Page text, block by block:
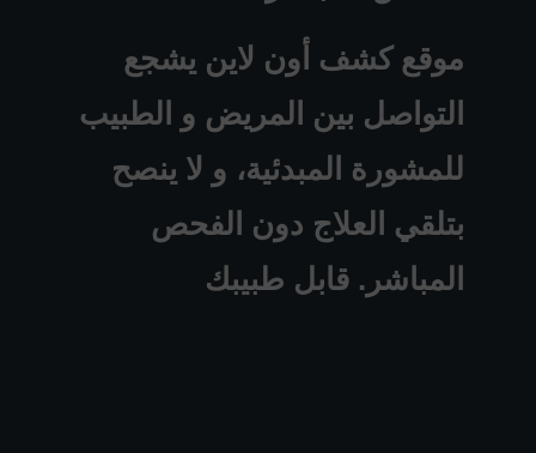
موقع كشف أون لاين يشجع
التواصل بين المريض و الطبيب
للمشورة المبدئية، و لا ينصح
بتلقي العلاج دون الفحص
المباشر. قابل طبيبك